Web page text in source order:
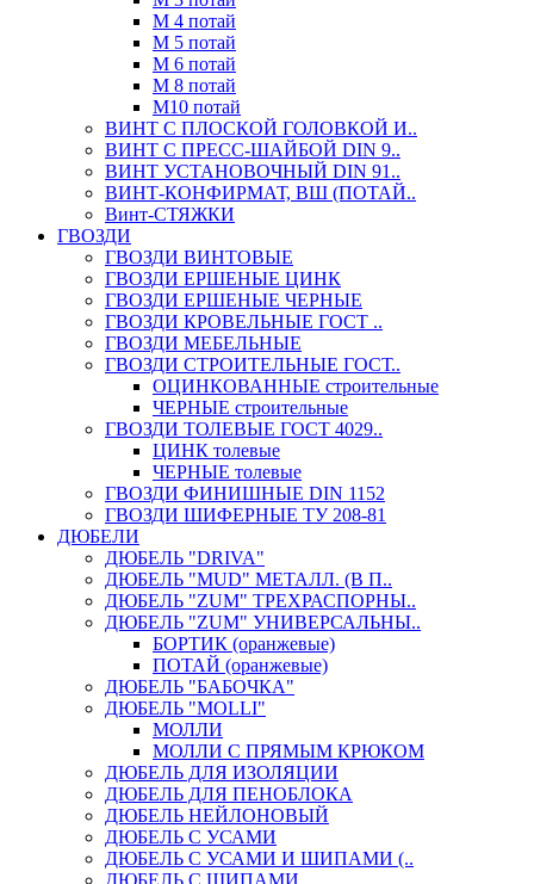
М 4 потай
М 5 потай
М 6 потай
М 8 потай
М10 потай
ВИНТ С ПЛОСКОЙ ГОЛОВКОЙ И..
ВИНТ С ПРЕСС-ШАЙБОЙ DIN 9..
ВИНТ УСТАНОВОЧНЫЙ DIN 91..
ВИНТ-КОНФИРМАТ, ВШ (ПОТАЙ..
Винт-СТЯЖКИ
ГВОЗДИ
ГВОЗДИ ВИНТОВЫЕ
ГВОЗДИ ЕРШЕНЫЕ ЦИНК
ГВОЗДИ ЕРШЕНЫЕ ЧЕРНЫЕ
ГВОЗДИ КРОВЕЛЬНЫЕ ГОСТ ..
ГВОЗДИ МЕБЕЛЬНЫЕ
ГВОЗДИ СТРОИТЕЛЬНЫЕ ГОСТ..
ОЦИНКОВАННЫЕ строительные
ЧЕРНЫЕ строительные
ГВОЗДИ ТОЛЕВЫЕ ГОСТ 4029..
ЦИНК толевые
ЧЕРНЫЕ толевые
ГВОЗДИ ФИНИШНЫЕ DIN 1152
ГВОЗДИ ШИФЕРНЫЕ ТУ 208-81
ДЮБЕЛИ
ДЮБЕЛЬ "DRIVA"
ДЮБЕЛЬ "MUD" МЕТАЛЛ. (В П..
ДЮБЕЛЬ "ZUM" ТРЕХРАСПОРНЫ..
ДЮБЕЛЬ "ZUM" УНИВЕРСАЛЬНЫ..
БОРТИК (оранжевые)
ПОТАЙ (оранжевые)
ДЮБЕЛЬ "БАБОЧКА"
ДЮБЕЛЬ "МOLLI"
МОЛЛИ
МОЛЛИ С ПРЯМЫМ КРЮКОМ
ДЮБЕЛЬ ДЛЯ ИЗОЛЯЦИИ
ДЮБЕЛЬ ДЛЯ ПЕНОБЛОКА
ДЮБЕЛЬ НЕЙЛОНОВЫЙ
ДЮБЕЛЬ С УСАМИ
ДЮБЕЛЬ С УСАМИ И ШИПАМИ (..
ДЮБЕЛЬ С ШИПАМИ